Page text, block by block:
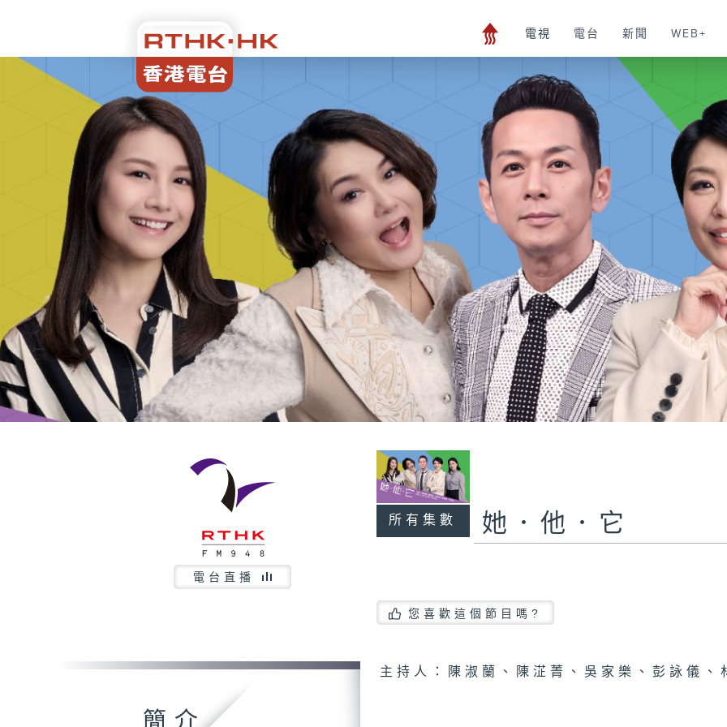
電視 電台 新聞 WEB+
電台直播
所有集數 她．他．它
您喜歡這個節目嗎?
簡介
主持人：陳淑蘭、陳淽菁、吳家樂、彭詠儀、